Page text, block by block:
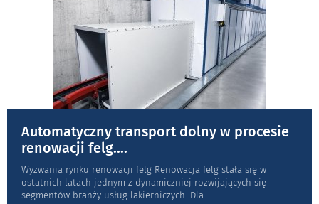
Automatyczny transport dolny w procesie
renowacji felg....
Wyzwania rynku renowacji felg Renowacja felg stała się w
ostatnich latach jednym z dynamiczniej rozwijających się
segmentów branży usług lakierniczych. Dla